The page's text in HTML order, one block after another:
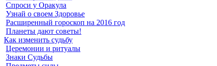
Спроси у Оракула
Узнай о своем Здоровье
Расширенный гороскоп на 2016 год
Планеты дают советы!
Как изменить судьбу
Церемонии и ритуалы
Знаки Судьбы